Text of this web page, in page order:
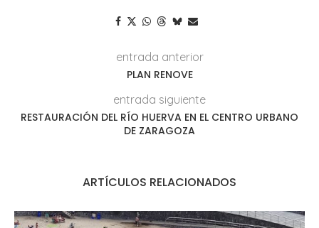
entrada anterior
PLAN RENOVE
entrada siguiente
RESTAURACIÓN DEL RÍO HUERVA EN EL CENTRO URBANO
DE ZARAGOZA
ARTÍCULOS RELACIONADOS